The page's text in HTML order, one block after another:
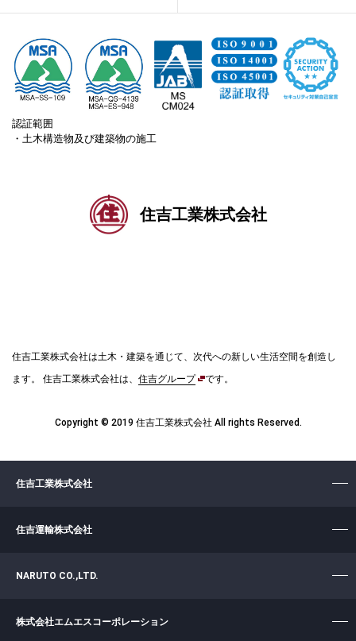
認証範囲
・土木構造物及び建築物の施工
住吉工業株式会社
住吉工業株式会社は土木・建築を通じて、次代への新しい生活空間を創造し
ます。
住吉工業株式会社は、 住吉グループです。
Copyright © 2019 住吉工業株式会社 All rights Reserved.
住吉工業株式会社
住吉運輸株式会社
NARUTO CO.,LTD.
株式会社エムエスコーポレーション